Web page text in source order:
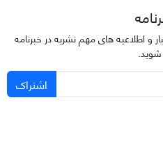
و اطلاعیه های مهم نشریه در خبرنامه
اشتراک